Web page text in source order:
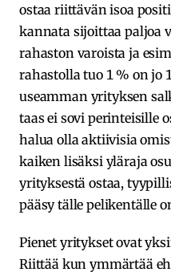
ostaa riittävän isoa
kannata sijoittaa paljoa
rahaston varoista ja
rahastolla tuo 1 % on jo
useamman yrityksen
taas ei sovi perinteisille
halua olla aktiivisia
kaiken lisäksi yläraja
yrityksestä ostaa,
pääsy tälle pelikentälle
Pienet yritykset ovat
Riittää kun ymmärtää